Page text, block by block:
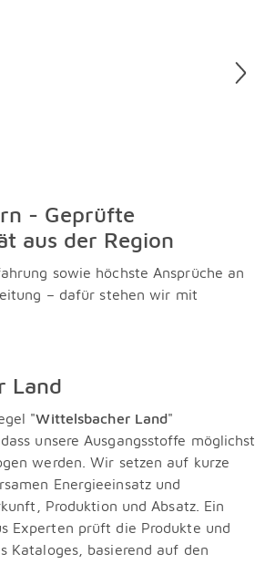
- Geprüfte
aus der Region
sowie höchste Ansprüche an
– dafür stehen wir mit
Land
"Wittelsbacher Land"
unsere Ausgangsstoffe möglichst
werden. Wir setzen auf kurze
Energieeinsatz und
Produktion und Absatz. Ein
Experten prüft die Produkte und
Kataloges, basierend auf den